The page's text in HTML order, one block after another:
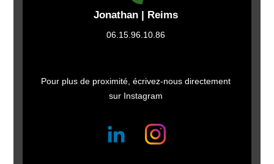
Jonathan | Reims
06.15.96.10.86
Pour plus de proximité, écrivez-nous directement
sur Instagram